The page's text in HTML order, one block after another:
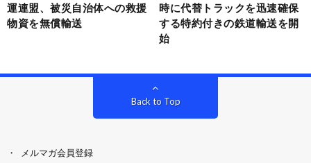
運連盟、被災自治体への救援
物資を無償輸送
時に代替トラックを迅速確保
する特約付きの鉄道輸送を開
始
Back to Top
メルマガ会員登録